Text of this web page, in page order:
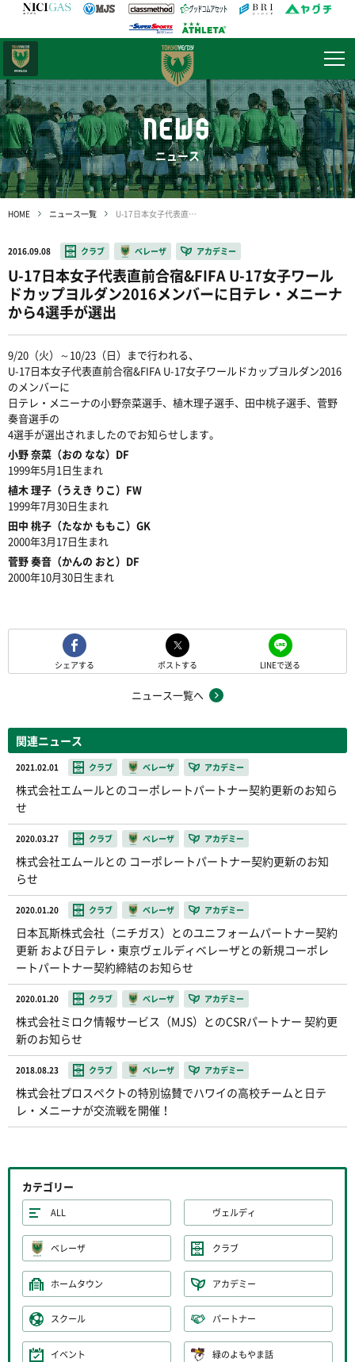
NEWS
ニュース
HOME ニュース一覧 U-17日本女子代表直前合宿&FIFA U-17女子ワールドカップヨルダン2016メンバーに日テレ・メニーナから4選手が選出
2016.09.08 クラブ ベレーザ アカデミー
U-17日本女子代表直前合宿&FIFA U-17女子ワール
ドカップヨルダン2016メンバーに日テレ・メニーナ
から4選手が選出
9/20（火）～10/23（日）まで行われる、
U-17日本女子代表直前合宿&FIFA U-17女子ワールドカップヨルダン2016
のメンバーに
日テレ・メニーナの小野奈菜選手、植木理子選手、田中桃子選手、菅野
奏音選手の
4選手が選出されましたのでお知らせします。
小野 奈菜（おの なな）DF
1999年5月1日生まれ
植木 理子（うえき りこ）FW
1999年7月30日生まれ
田中 桃子（たなか ももこ）GK
2000年3月17日生まれ
菅野 奏音（かんの おと）DF
2000年10月30日生まれ
シェアする ポストする LINEで送る
ニュース一覧へ
関連ニュース
2021.02.01 クラブ ベレーザ アカデミー
株式会社エムールとのコーポレートパートナー契約更新のお知ら
せ
2020.03.27 クラブ ベレーザ アカデミー
株式会社エムールとの コーポレートパートナー契約更新のお知
らせ
2020.01.20 クラブ ベレーザ アカデミー
日本瓦斯株式会社（ニチガス）とのユニフォームパートナー契約
更新 および日テレ・東京ヴェルディベレーザとの新規コーポレ
ートパートナー契約締結のお知らせ
2020.01.20 クラブ ベレーザ アカデミー
株式会社ミロク情報サービス（MJS）とのCSRパートナー 契約更
新のお知らせ
2018.08.23 クラブ ベレーザ アカデミー
株式会社プロスペクトの特別協賛でハワイの高校チームと日テ
レ・メニーナが交流戦を開催！
カテゴリー
ALL ヴェルディ
ベレーザ クラブ
ホームタウン アカデミー
スクール パートナー
イベント 緑のよもやま話